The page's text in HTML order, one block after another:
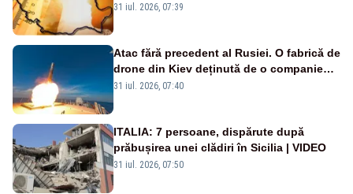
de grade, iar nopțile devin tropicale
31 iul. 2026, 07:39
Atac fără precedent al Rusiei. O fabrică de
drone din Kiev deținută de o companie
americană, distrusă de o rachetă
31 iul. 2026, 07:40
ITALIA: 7 persoane, dispărute după
prăbușirea unei clădiri în Sicilia | VIDEO
31 iul. 2026, 07:50